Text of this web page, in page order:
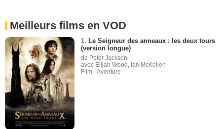
Meilleurs films en VOD
1. Le Seigneur des anneaux : les deux tours
(version longue)
de Peter Jackson
avec Elijah Wood, Ian McKellen
Film - Aventure